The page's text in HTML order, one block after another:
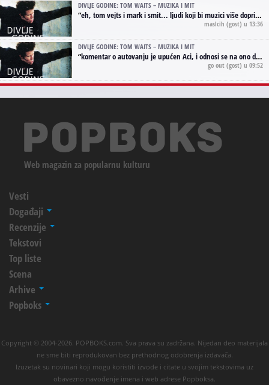
DIVLJE GODINE: TOM WAITS – MUZIKA I MIT
“eh, tom vejts i mark i smit... ljudi koji bi muzici više doprineli da su radili kao vozači tramvaja u gsp-u.
maslcih (gost) u 13:36
DIVLJE GODINE: TOM WAITS – MUZIKA I MIT
“komentar o autovanju je upućen Aci, i odnosi se na ono drugo autovanje...'senzualnost Waitsa' ;)
go out (gost) u 09:52
Web magazin za popularnu kulturu
Vesti
Događaji
Recenzije
Tekstovi
Top liste
Scena
Arhive
Popboks
Copyright © 2004-2026. POPBOKS.com. Sva prava su zadržana. Nijedan deo materijala
ne sme biti reprodukovan bez prethodnog odobrenja izdavača.
Izuzetak su novinari koji mogu koristiti izvode i citate u svojim tekstovima uz
obavezno navođenje imena i web adrese Popboksa.